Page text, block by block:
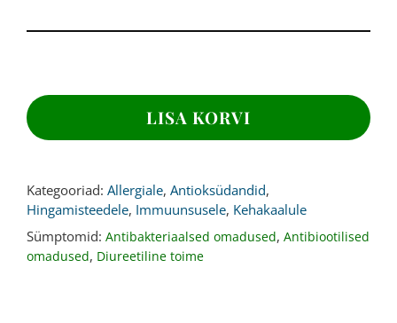
mg,
kogus
LISA KORVI
Kategooriad: Allergiale, Antioksüdandid,
Hingamisteedele, Immuunsusele, Kehakaalule
Sümptomid: Antibakteriaalsed omadused, Antibiootilised
omadused, Diureetiline toime